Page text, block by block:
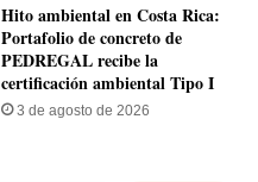
Hito ambiental en Costa Rica:
Portafolio de concreto de
PEDREGAL recibe la
certificación ambiental Tipo I
3 de agosto de 2026